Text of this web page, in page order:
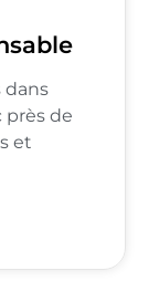
dans
près de
et